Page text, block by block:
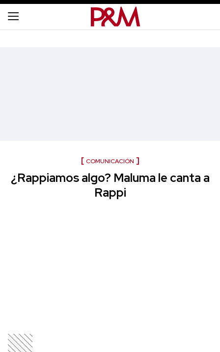
COMUNICACIÓN
¿Rappiamos algo? Maluma le canta a
Rappi